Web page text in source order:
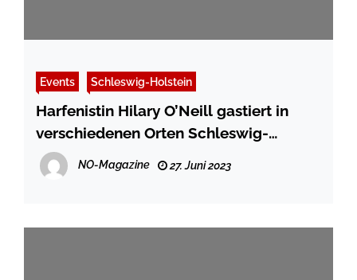
Events Schleswig-Holstein
Harfenistin Hilary O’Neill gastiert in
verschiedenen Orten Schleswig-
Holsteins
NO-Magazine 27. Juni 2023